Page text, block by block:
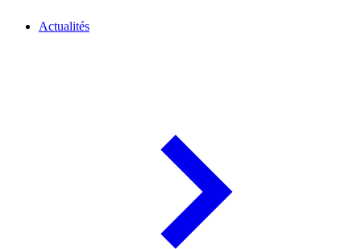
Actualités